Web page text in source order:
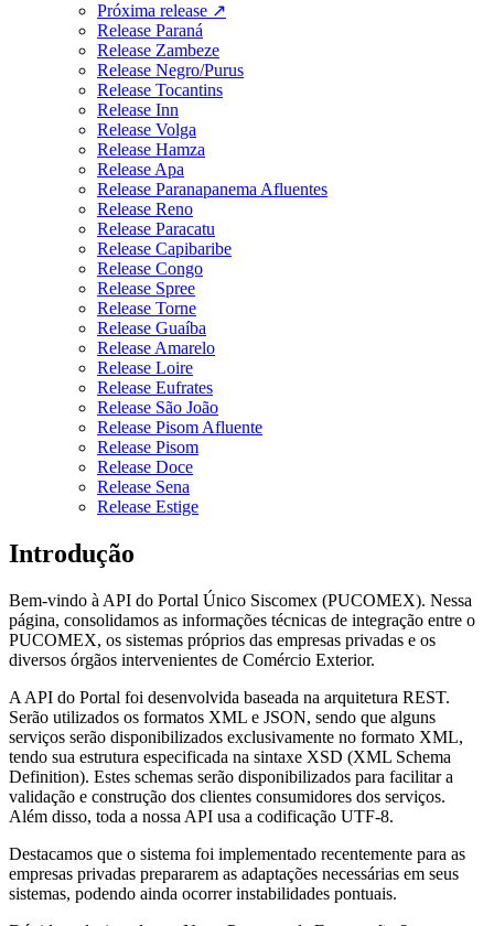
Próxima release ↗
Release Paraná
Release Zambeze
Release Negro/Purus
Release Tocantins
Release Inn
Release Volga
Release Hamza
Release Apa
Release Paranapanema Afluentes
Release Reno
Release Paracatu
Release Capibaribe
Release Congo
Release Spree
Release Torne
Release Guaíba
Release Amarelo
Release Loire
Release Eufrates
Release São João
Release Pisom Afluente
Release Pisom
Release Doce
Release Sena
Release Estige
Introdução
Bem-vindo à API do Portal Único Siscomex (PUCOMEX). Nessa
página, consolidamos as informações técnicas de integração entre o
PUCOMEX, os sistemas próprios das empresas privadas e os
diversos órgãos intervenientes de Comércio Exterior.
A API do Portal foi desenvolvida baseada na arquitetura REST.
Serão utilizados os formatos XML e JSON, sendo que alguns
serviços serão disponibilizados exclusivamente no formato XML,
tendo sua estrutura especificada na sintaxe XSD (XML Schema
Definition). Estes schemas serão disponibilizados para facilitar a
validação e construção dos clientes consumidores dos serviços.
Além disso, toda a nossa API usa a codificação UTF-8.
Destacamos que o sistema foi implementado recentemente para as
empresas privadas prepararem as adaptações necessárias em seus
sistemas, podendo ainda ocorrer instabilidades pontuais.